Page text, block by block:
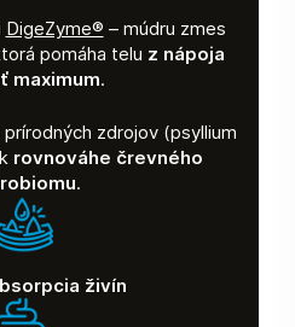
DigeZyme® – múdru zmes
pomáha telu z nápoja
maximum.
prírodných zdrojov (psyllium
rovnováhe črevného
.
živín